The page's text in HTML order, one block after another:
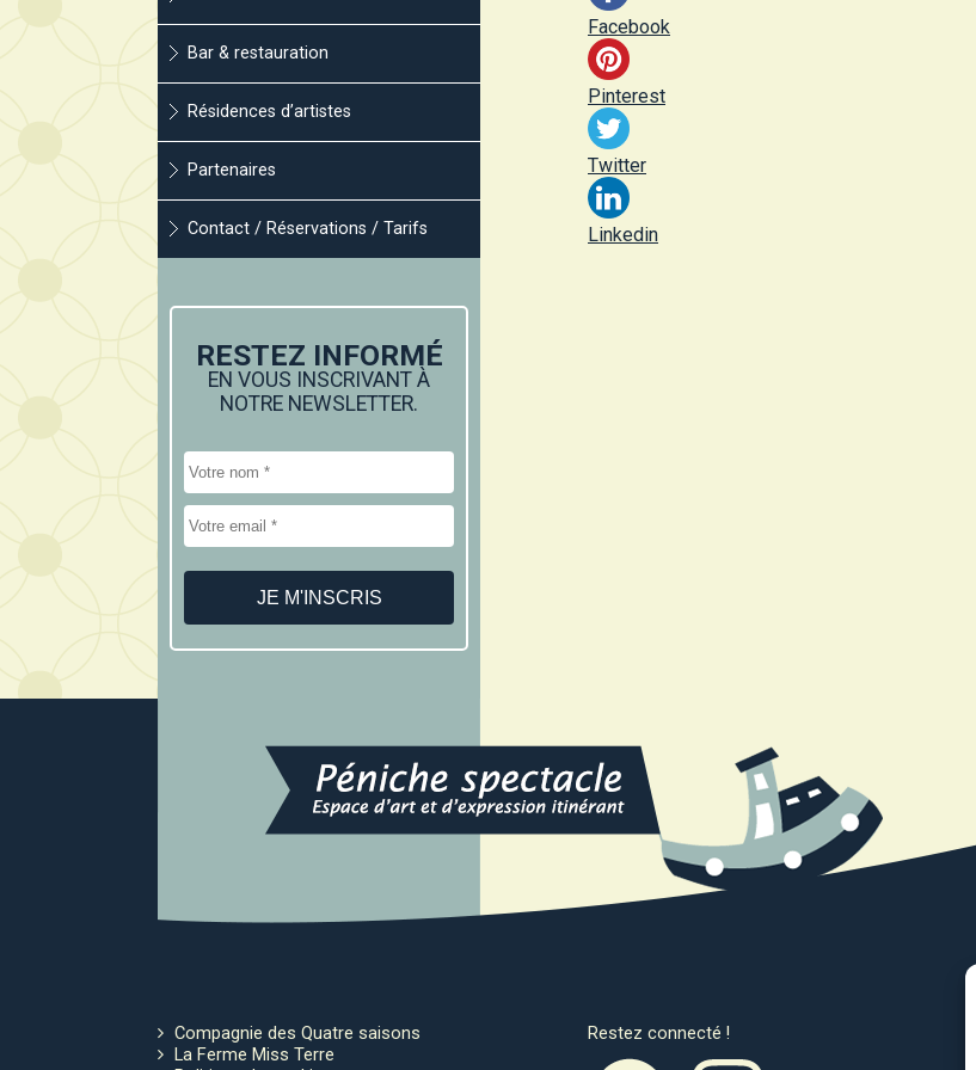
Bar & restauration
Résidences d’artistes
Partenaires
Contact / Réservations / Tarifs
RESTEZ INFORMÉ
EN VOUS INSCRIVANT À
NOTRE NEWSLETTER.
Facebook
Pinterest
Twitter
Linkedin
Compagnie des Quatre saisons
La Ferme Miss Terre
Restez connecté !